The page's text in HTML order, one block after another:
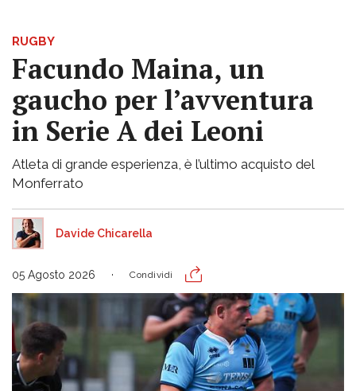
RUGBY
Facundo Maina, un
gaucho per l’avventura
in Serie A dei Leoni
Atleta di grande esperienza, è l’ultimo acquisto del
Monferrato
Davide Chicarella
05 Agosto 2026 Condividi